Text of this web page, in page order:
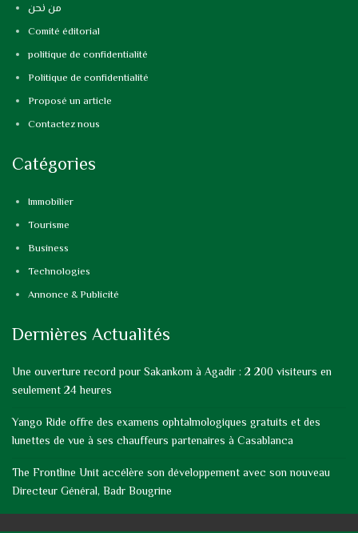
من نحن
Comité éditorial
politique de confidentialité
Politique de confidentialité
Proposé un article
Contactez nous
Catégories
Immobilier
Tourisme
Business
Technologies
Annonce & Publicité
Dernières Actualités
Une ouverture record pour Sakankom à Agadir : 2 200 visiteurs en
seulement 24 heures
Yango Ride offre des examens ophtalmologiques gratuits et des
lunettes de vue à ses chauffeurs partenaires à Casablanca
The Frontline Unit accélère son développement avec son nouveau
Directeur Général, Badr Bougrine